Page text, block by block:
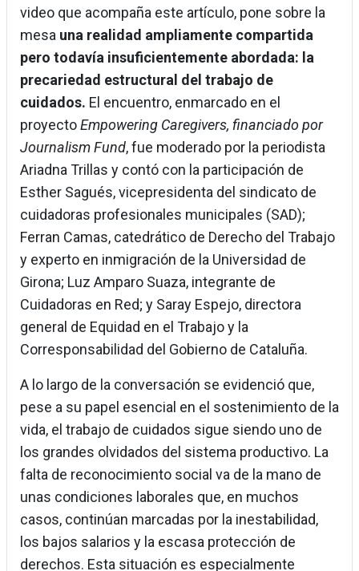
video que acompaña este artículo, pone sobre la
mesa una realidad ampliamente compartida
pero todavía insuficientemente abordada: la
precariedad estructural del trabajo de
cuidados. El encuentro, enmarcado en el
proyectoEmpowering Caregivers, financiado por
Journalism Fund, fue moderado por la periodista
Ariadna Trillas y contó con la participación de
Esther Sagués, vicepresidenta del sindicato de
cuidadoras profesionales municipales (SAD);
Ferran Camas, catedrático de Derecho del Trabajo
y experto en inmigración de la Universidad de
Girona; Luz Amparo Suaza, integrante de
Cuidadoras en Red; y Saray Espejo, directora
general de Equidad en el Trabajo y la
Corresponsabilidad del Gobierno de Cataluña.
A lo largo de la conversación se evidenció que,
pese a su papel esencial en el sostenimiento de la
vida, el trabajo de cuidados sigue siendo uno de
los grandes olvidados del sistema productivo. La
falta de reconocimiento social va de la mano de
unas condiciones laborales que, en muchos
casos, continúan marcadas por la inestabilidad,
los bajos salarios y la escasa protección de
derechos. Esta situación es especialmente